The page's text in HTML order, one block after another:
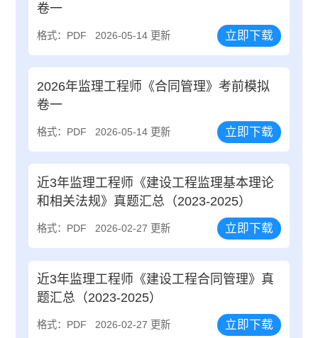
卷一
格式：PDF 2026-05-14 更新 立即下载
2026年监理工程师《合同管理》考前模拟
卷一
格式：PDF 2026-05-14 更新 立即下载
近3年监理工程师《建设工程监理基本理论
和相关法规》真题汇总（2023-2025）
格式：PDF 2026-02-27 更新 立即下载
近3年监理工程师《建设工程合同管理》真
题汇总（2023-2025）
格式：PDF 2026-02-27 更新 立即下载